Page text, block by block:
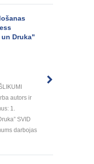
Druka"
autors ir
1.
SVID
darbojas